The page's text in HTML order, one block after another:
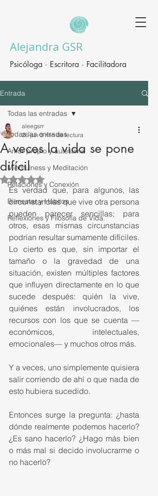
Alejandra GSR
Psicóloga · Escritora · Facilitadora
Entrada
Todas las entradas
Amor propio y autestima
Mindfulness y Meditación
Relaciones y Conexión
Bienestar y Hábitos
Reflexiones y Filosofía de Vida.
Todas las entradas
A veces la vida se pone
difícil
aleegsrr
26 jun 3 min de lectura
Obtuvo NaN de 5 estrellas.
Es verdad que, para algunos, las
circunstancias que vive otra persona
pueden parecer sencillas; para
otros, esas mismas circunstancias
podrían resultar sumamente difíciles.
Lo cierto es que, sin importar el
tamaño o la gravedad de una
situación, existen múltiples factores
que influyen directamente en lo que
sucede después: quién la vive,
quiénes están involucrados, los
recursos con los que se cuenta —
económicos, intelectuales,
emocionales— y muchos otros más.
Y a veces, uno simplemente quisiera
salir corriendo de ahí o que nada de
esto hubiera sucedido.
Entonces surge la pregunta: ¿hasta
dónde realmente podemos hacerlo?
¿Es sano hacerlo? ¿Hago más bien
o más mal si decido involucrarme o
no hacerlo?